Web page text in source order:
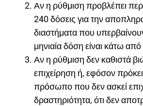
Αν η ρύθμιση προβλέπει
240 δόσεις για την
διαστήματα που
μηνιαία δόση είναι κάτω
Αν η ρύθμιση δεν καθιστά
επιχείρηση ή, εφόσον
πρόσωπο που δεν ασκεί
δραστηριότητα, ότι δεν